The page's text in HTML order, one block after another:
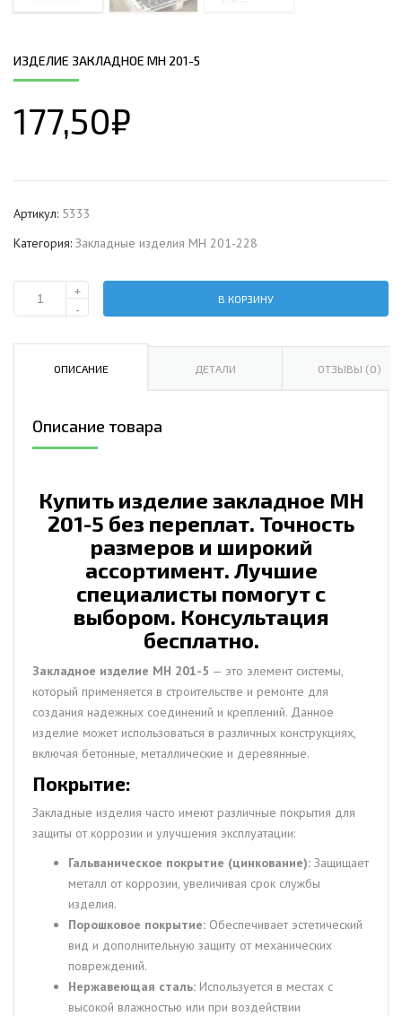
ИЗДЕЛИЕ ЗАКЛАДНОЕ МН 201-5
177,50₽
Артикул: 5333
Категория: Закладные изделия МН 201-228
Количество
закладное
+
-
В КОРЗИНУ
ОПИСАНИЕ ДЕТАЛИ ОТЗЫВЫ (0)
Описание товара
Купить изделие закладное МН
201-5 без переплат. Точность
размеров и широкий
ассортимент. Лучшие
специалисты помогут с
выбором. Консультация
бесплатно.
Закладное изделие МН 201-5 — это элемент системы,
который применяется в строительстве и ремонте для
создания надежных соединений и креплений. Данное
изделие может использоваться в различных конструкциях,
включая бетонные, металлические и деревянные.
Покрытие:
Закладные изделия часто имеют различные покрытия для
защиты от коррозии и улучшения эксплуатации:
Гальваническое покрытие (цинкование): Защищает
металл от коррозии, увеличивая срок службы
изделия.
Порошковое покрытие: Обеспечивает эстетический
вид и дополнительную защиту от механических
повреждений.
Нержавеющая сталь: Используется в местах с
высокой влажностью или при воздействии